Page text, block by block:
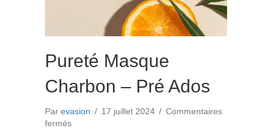
Pureté Masque
Charbon – Pré Ados
Par evasion / 17 juillet 2024 / Commentaires
ferméssur